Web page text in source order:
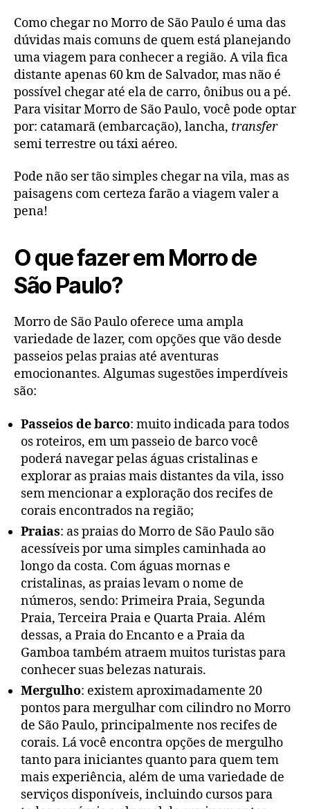
Como chegar no Morro de São Paulo é uma das
dúvidas mais comuns de quem está planejando
uma viagem para conhecer a região. A vila fica
distante apenas 60 km de Salvador, mas não é
possível chegar até ela de carro, ônibus ou a pé.
Para visitar Morro de São Paulo, você pode optar
por: catamarã (embarcação), lancha, transfer
semi terrestre ou táxi aéreo.
Pode não ser tão simples chegar na vila, mas as
paisagens com certeza farão a viagem valer a
pena!
O que fazer em Morro de
São Paulo?
Morro de São Paulo oferece uma ampla
variedade de lazer, com opções que vão desde
passeios pelas praias até aventuras
emocionantes. Algumas sugestões imperdíveis
são:
Passeios de barco: muito indicada para todos
os roteiros, em um passeio de barco você
poderá navegar pelas águas cristalinas e
explorar as praias mais distantes da vila, isso
sem mencionar a exploração dos recifes de
corais encontrados na região;
Praias: as praias do Morro de São Paulo são
acessíveis por uma simples caminhada ao
longo da costa. Com águas mornas e
cristalinas, as praias levam o nome de
números, sendo: Primeira Praia, Segunda
Praia, Terceira Praia e Quarta Praia. Além
dessas, a Praia do Encanto e a Praia da
Gamboa também atraem muitos turistas para
conhecer suas belezas naturais.
Mergulho: existem aproximadamente 20
pontos para mergulhar com cilindro no Morro
de São Paulo, principalmente nos recifes de
corais. Lá você encontra opções de mergulho
tanto para iniciantes quanto para quem tem
mais experiência, além de uma variedade de
serviços disponíveis, incluindo cursos para